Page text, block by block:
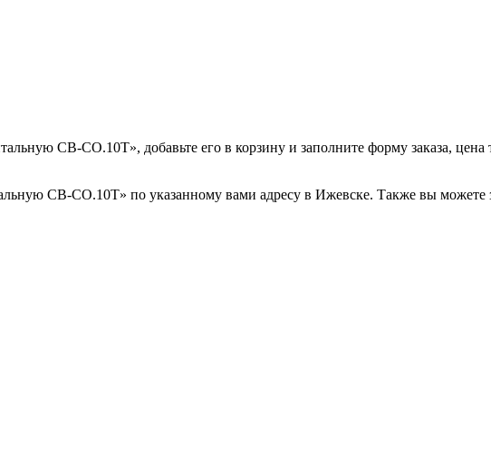
СВ-СО.10Т», добавьте его в корзину и заполните форму заказа, цена
СВ-СО.10Т» по указанному вами адресу в Ижевске. Также вы можете